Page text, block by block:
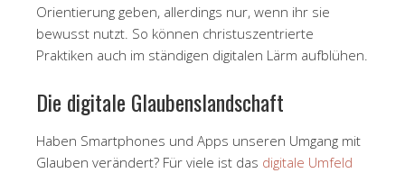
Orientierung geben, allerdings nur, wenn ihr sie
bewusst nutzt. So können christuszentrierte
Praktiken auch im ständigen digitalen Lärm aufblühen.
Die digitale Glaubenslandschaft
Haben Smartphones und Apps unseren Umgang mit
Glauben verändert? Für viele ist das digitale Umfeld